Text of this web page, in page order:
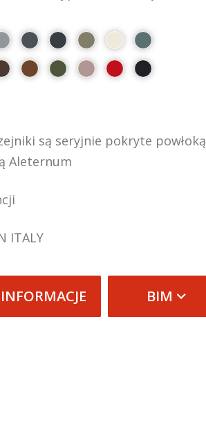
są seryjnie pokryte powłoką
Aleternum
ITALY
BIM